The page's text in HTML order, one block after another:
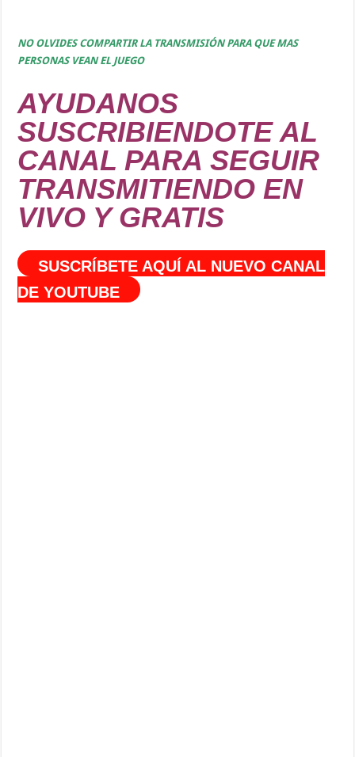
NO OLVIDES COMPARTIR LA TRANSMISIÓN PARA QUE MAS
PERSONAS VEAN EL JUEGO
AYUDANOS
SUSCRIBIENDOTE AL
CANAL PARA SEGUIR
TRANSMITIENDO EN
VIVO Y GRATIS
SUSCRÍBETE AQUÍ AL NUEVO CANAL
DE YOUTUBE